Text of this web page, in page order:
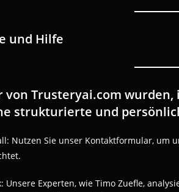
und Hilfe
von Trusteryai.com
strukturierte und
Nutzen Sie unser Kontaktformular, um
Unsere Experten, wie Timo Zuefle,